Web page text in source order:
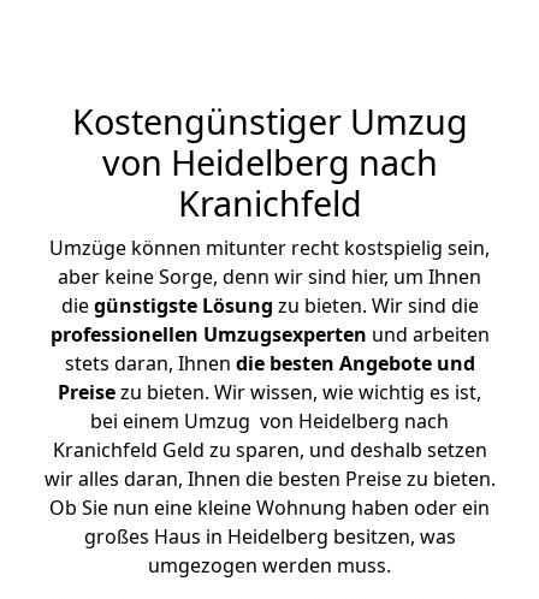
Kostengünstiger Umzug
von Heidelberg nach
Kranichfeld
Umzüge können mitunter recht kostspielig sein,
aber keine Sorge, denn wir sind hier, um Ihnen
diegünstigste Lösung zu bieten. Wir sind die
professionellen Umzugsexperten und arbeiten
stets daran, Ihnen die besten Angebote und
Preisezu bieten. Wir wissen, wie wichtig es ist,
bei einem Umzug von Heidelberg nach
Kranichfeld Geld zu sparen, und deshalb setzen
wir alles daran, Ihnen die besten Preise zu bieten.
Ob Sie nun eine kleine Wohnung haben oder ein
großes Haus in Heidelberg besitzen, was
umgezogen werden muss.